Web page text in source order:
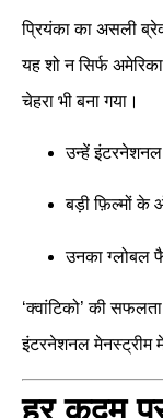
प्रियंका का असली
यह शो न सिर्फ
चेहरा भी बना गया।
उन्हें इंटरनेशनल
बड़ी फ़िल्मों
उनका ग्लोबल
‘क्वांटिको’ की
इंटरनेशनल मेनस्ट्रीम
हर कदम